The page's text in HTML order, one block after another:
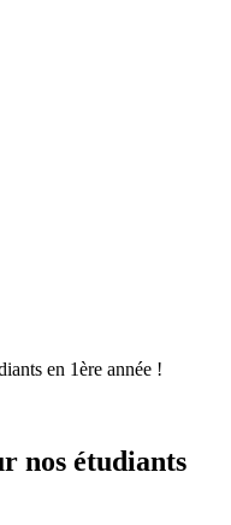
en 1ère année !
nos étudiants